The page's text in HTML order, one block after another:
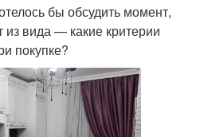
бы обсудить момент,
из вида — какие критерии
покупке?